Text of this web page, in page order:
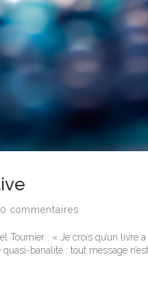
0 commentaires
Tournier : « Je crois qu’un livre
banalité : tout message